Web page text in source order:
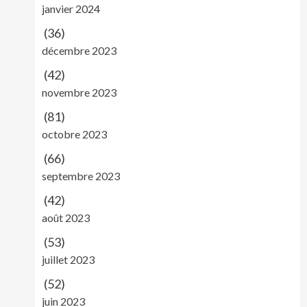
janvier 2024
(36)
décembre 2023
(42)
novembre 2023
(81)
octobre 2023
(66)
septembre 2023
(42)
août 2023
(53)
juillet 2023
(52)
juin 2023